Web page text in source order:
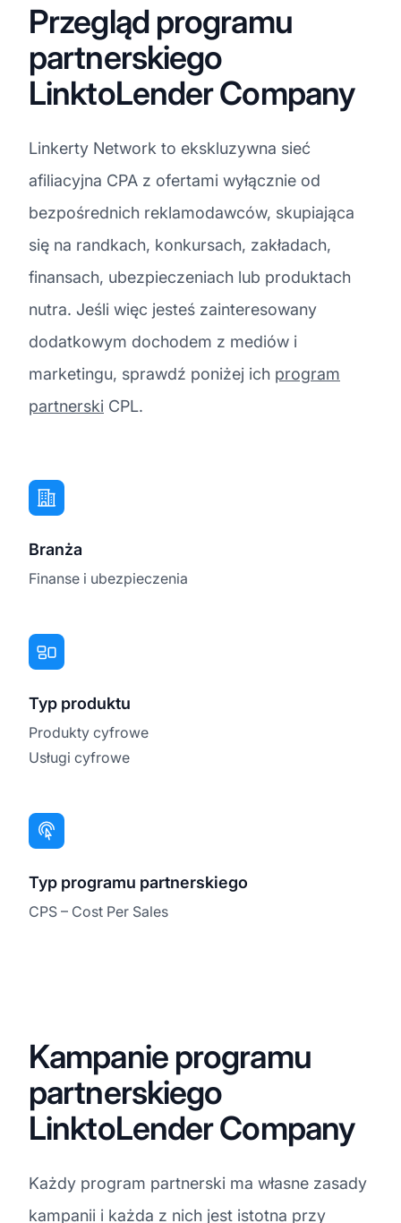
Przegląd programu
partnerskiego
LinktoLender Company
Linkerty Network to ekskluzywna sieć
afiliacyjna CPA z ofertami wyłącznie od
bezpośrednich reklamodawców, skupiająca
się na randkach, konkursach, zakładach,
finansach, ubezpieczeniach lub produktach
nutra. Jeśli więc jesteś zainteresowany
dodatkowym dochodem z mediów i
marketingu, sprawdź poniżej ich program
partnerski CPL.
Branża
Finanse i ubezpieczenia
Typ produktu
Produkty cyfrowe
Usługi cyfrowe
Typ programu partnerskiego
CPS – Cost Per Sales
Kampanie programu
partnerskiego
LinktoLender Company
Każdy program partnerski ma własne zasady
kampanii i każda z nich jest istotna przy